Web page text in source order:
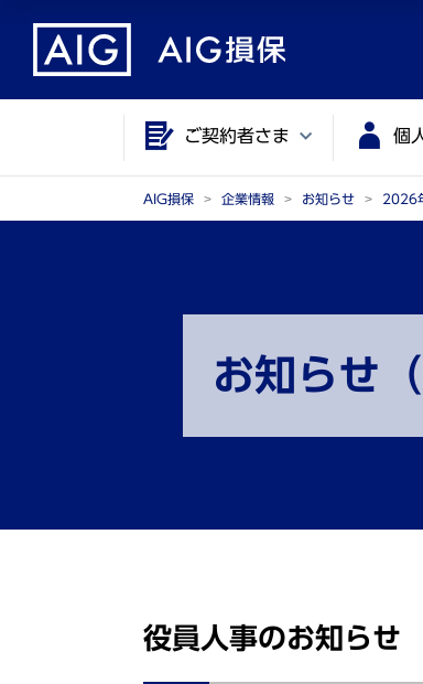
ご契約者さま 個
AIG損保 企業情報 お知らせ 2026
お知らせ
役員人事のお知らせ